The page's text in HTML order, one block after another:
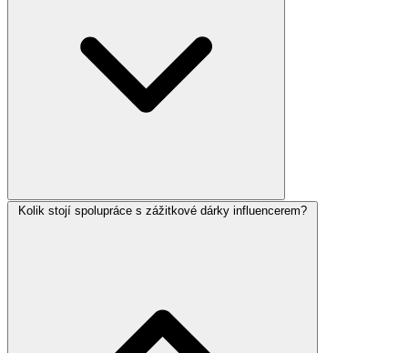
Kolik stojí spolupráce s zážitkové dárky influencerem?